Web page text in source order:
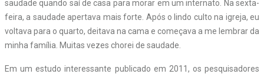
saudade quando saí de casa para morar em um internato. Na sexta-
feira, a saudade apertava mais forte. Após o lindo culto na igreja, eu
voltava para o quarto, deitava na cama e começava a me lembrar da
minha família. Muitas vezes chorei de saudade.
Em um estudo interessante publicado em 2011, os pesquisadores